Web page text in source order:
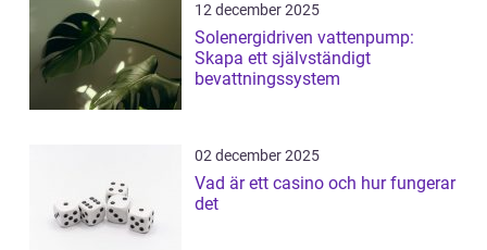
12 december 2025
Solenergidriven vattenpump:
Skapa ett självständigt
bevattningssystem
02 december 2025
Vad är ett casino och hur fungerar
det